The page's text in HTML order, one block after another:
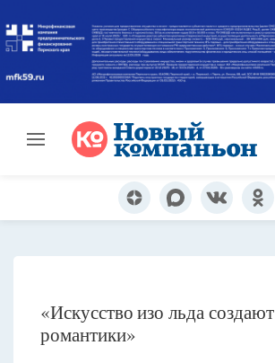
«Искусство изо льда создают
романтики»